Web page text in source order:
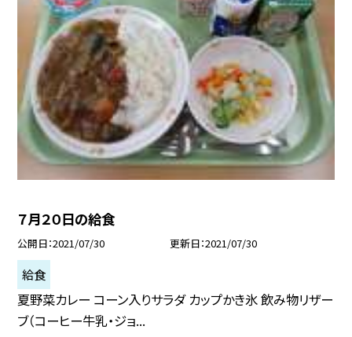
７月２０日の給食
公開日 2021/07/30 更新日 2021/07/30
給食
夏野菜カレー コーン入りサラダ カップかき氷 飲み物リザー
ブ（コーヒー牛乳・ジョ...